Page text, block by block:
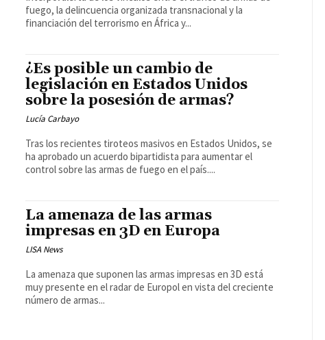
fuego, la delincuencia organizada transnacional y la
financiación del terrorismo en África y...
¿Es posible un cambio de
legislación en Estados Unidos
sobre la posesión de armas?
Lucía Carbayo
Tras los recientes tiroteos masivos en Estados Unidos, se
ha aprobado un acuerdo bipartidista para aumentar el
control sobre las armas de fuego en el país....
La amenaza de las armas
impresas en 3D en Europa
LISA News
La amenaza que suponen las armas impresas en 3D está
muy presente en el radar de Europol en vista del creciente
número de armas...